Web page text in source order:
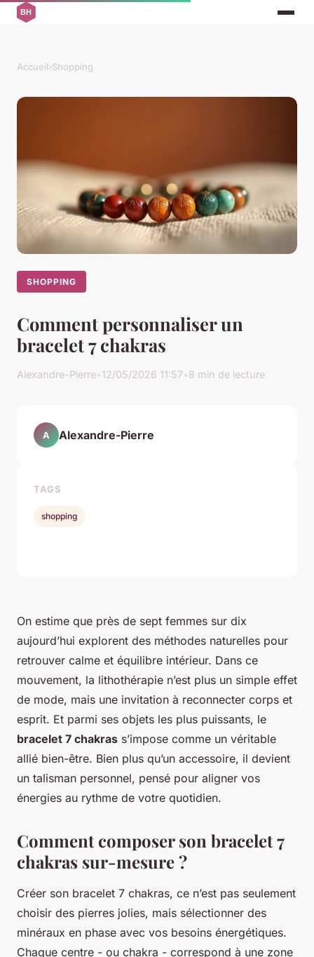
Accueil›Shopping
SHOPPING
Comment personnaliser un
bracelet 7 chakras
Alexandre-Pierre•12/05/2026 11:57•8 min de lecture
On estime que près de sept femmes sur dix
aujourd’hui explorent des méthodes naturelles pour
retrouver calme et équilibre intérieur. Dans ce
mouvement, la lithothérapie n’est plus un simple effet
de mode, mais une invitation à reconnecter corps et
esprit. Et parmi ses objets les plus puissants, le
bracelet 7 chakras s’impose comme un véritable
allié bien-être. Bien plus qu’un accessoire, il devient
un talisman personnel, pensé pour aligner vos
énergies au rythme de votre quotidien.
Comment composer son bracelet 7
chakras sur-mesure ?
Créer son bracelet 7 chakras, ce n’est pas seulement
choisir des pierres jolies, mais sélectionner des
minéraux en phase avec vos besoins énergétiques.
Chaque centre - ou chakra - correspond à une zone
A Alexandre-Pierre
TAGS
shopping